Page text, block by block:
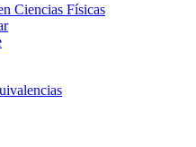
Ciencias Físicas